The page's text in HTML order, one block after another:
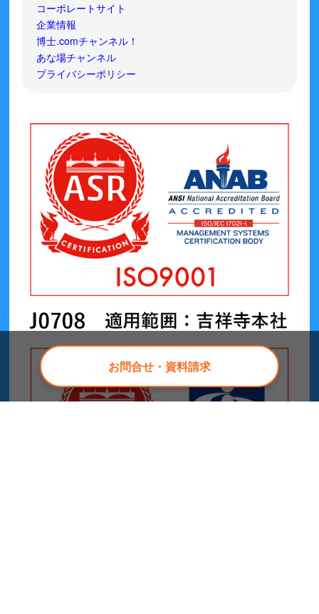
お問合せ・資料請求
コーポレートサイト
企業情報
博士.comチャンネル！
あな場チャンネル
プライバシーポリシー